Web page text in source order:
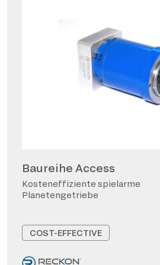
Baureihe Access
Kosteneffiziente spielarme
Planetengetriebe
COST-EFFECTIVE